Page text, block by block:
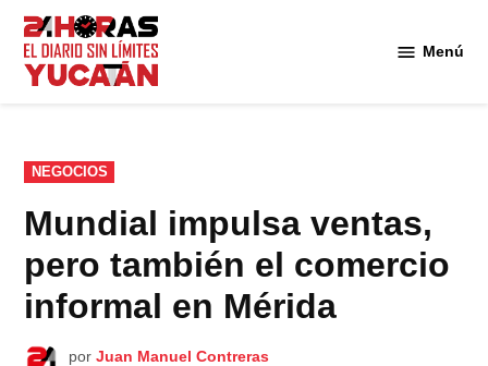
Saltar
contenido
Menú
PUBLICADO
EN
NEGOCIOS
Mundial impulsa ventas,
pero también el comercio
informal en Mérida
por Juan Manuel Contreras